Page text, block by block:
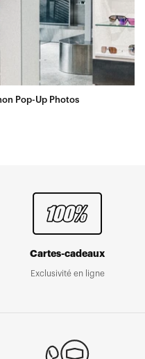
Pop-Up Photos
Cartes-cadeaux
Exclusivité en ligne